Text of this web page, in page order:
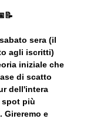
sera (il
agli iscritti)
iniziale che
di scatto
dell'intera
spot più
Gireremo e